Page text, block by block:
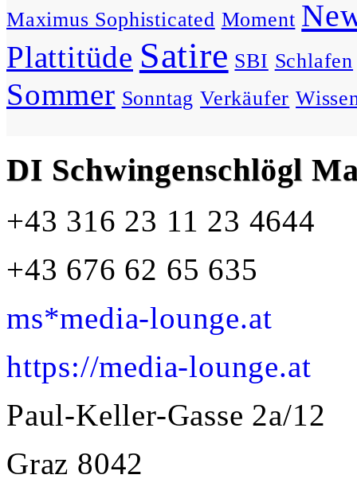
Wenn man sich mit
dissoziativer
Persönlickeitsstörung selbst
Monolog?
Aufwind des kleinen
Mannes.
– MSBBV (Andman)
Manchmal hab‘ ich keinen
Plan mehr, dann
Maximus Sophisticated Moment
Plattitüde Satire SBI Schlafen
Sommer Sonntag Verkäufer
DI Schwingenschlögl
+43 316 23 11 23 4644
+43 676 62 65 635
ms*media-lounge.at
https://media-lounge.at
Paul-Keller-Gasse 2a/12
Graz 8042